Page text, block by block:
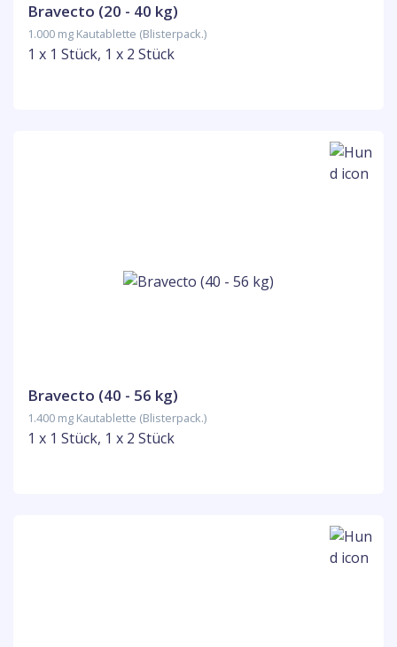
Bravecto (20 - 40 kg)
1.000 mg Kautablette (Blisterpack.)
1 x 1 Stück, 1 x 2 Stück
Bravecto (40 - 56 kg)
1.400 mg Kautablette (Blisterpack.)
1 x 1 Stück, 1 x 2 Stück